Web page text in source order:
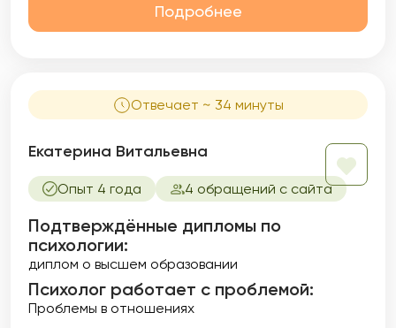
Подробнее
Отвечает ~ 34 минуты
Екатерина Витальевна
Опыт 4 года 4 обращений с сайта
Подтверждённые дипломы по
психологии:
диплом о высшем образовании
Психолог работает с проблемой:
Проблемы в отношениях